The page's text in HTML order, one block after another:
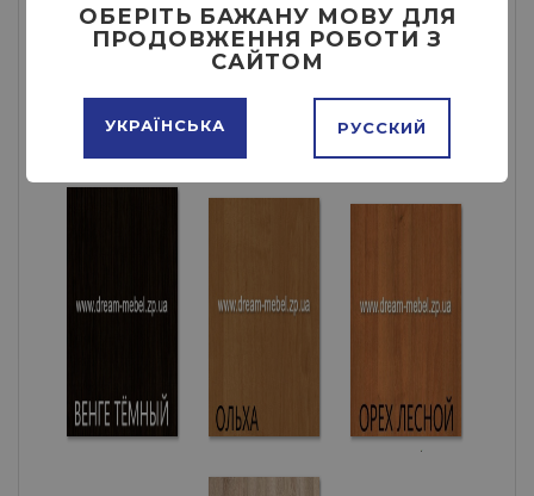
ОБЕРІТЬ БАЖАНУ МОВУ ДЛЯ
ПРОДОВЖЕННЯ РОБОТИ З
САЙТОМ
УКРАЇНСЬКА РУССКИЙ